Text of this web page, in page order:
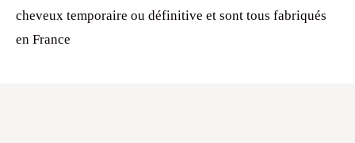
cheveux temporaire ou définitive et sont tous fabriqués
en France